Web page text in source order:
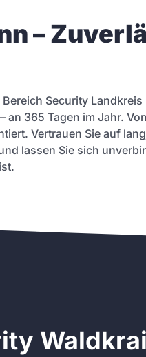
–
Security
365 Tagen im Jahr.
Vertrauen Sie auf
lassen Sie sich